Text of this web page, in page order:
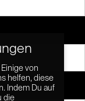
von
helfen, diese
Indem Du auf
die